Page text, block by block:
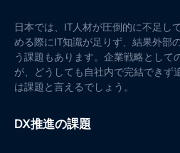
日本では、IT人材が圧倒的に不足し
める際にIT知識が足りず、結果外部
う課題もあります。企業戦略として
が、どうしても自社内で完結できず
は課題と言えるでしょう。
DX推進の課題